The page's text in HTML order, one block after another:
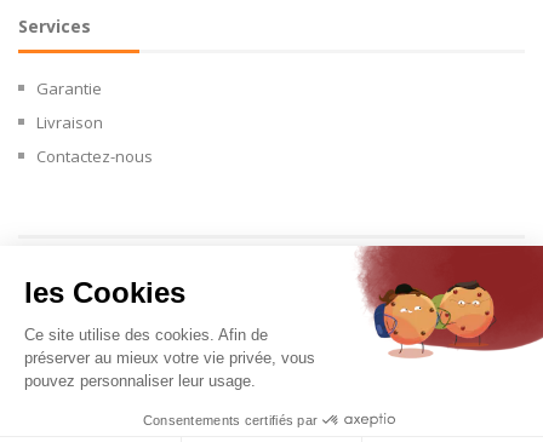
Services
Garantie
Livraison
Contactez-nous
les Cookies
Ce site utilise des cookies. Afin de
préserver au mieux votre vie privée, vous
pouvez personnaliser leur usage.
Consentements certifiés par